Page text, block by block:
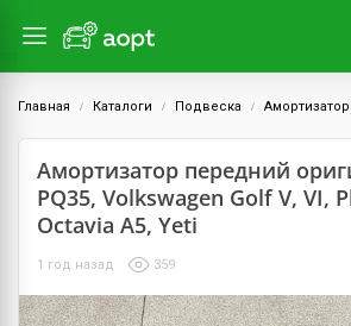
Главная Каталоги Подвеска
Амортизатор передний
PQ35, Volkswagen Golf V, VI,
Octavia A5, Yeti
1 год назад 359